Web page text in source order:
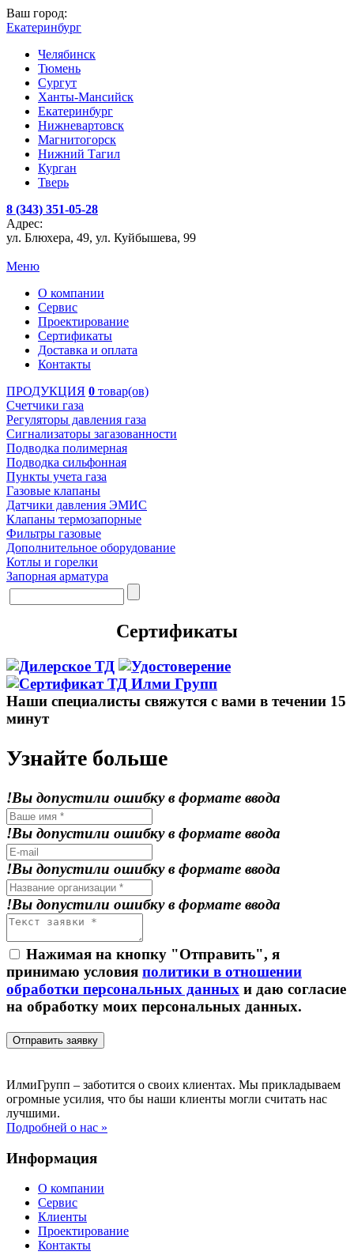
Ваш город:
Екатеринбург
Челябинск
Тюмень
Сургут
Ханты-Мансийск
Екатеринбург
Нижневартовск
Магнитогорск
Нижний Тагил
Курган
Тверь
8 (343) 351-05-28
Адрес:
ул. Блюхера, 49, ул. Куйбышева, 99
Меню
О компании
Сервис
Проектирование
Сертификаты
Доставка и оплата
Контакты
ПРОДУКЦИЯ 0 товар(ов)
Счетчики газа
Регуляторы давления газа
Сигнализаторы загазованности
Подводка полимерная
Подводка сильфонная
Пункты учета газа
Газовые клапаны
Датчики давления ЭМИС
Клапаны термозапорные
Фильтры газовые
Дополнительное оборудование
Котлы и горелки
Запорная арматура
Сертификаты
Наши специалисты свяжутся с вами в течении 15
минут
Узнайте больше
!Вы допустили ошибку в формате ввода
!Вы допустили ошибку в формате ввода
!Вы допустили ошибку в формате ввода
!Вы допустили ошибку в формате ввода
Нажимая на кнопку "Отправить", я
принимаю условия политики в отношении
обработки персональных данных и даю согласие
на обработку моих персональных данных.
Отправить заявку
ИлмиГрупп – заботится о своих клиентах. Мы прикладываем
огромные усилия, что бы наши клиенты могли считать нас
лучшими.
Подробней о нас »
Информация
О компании
Сервис
Клиенты
Проектирование
Контакты